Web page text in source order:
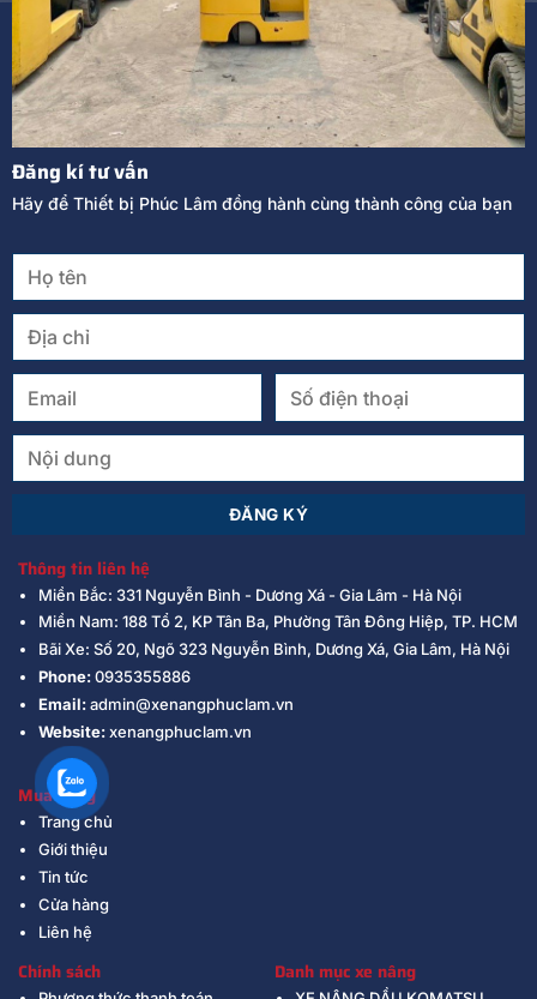
Đăng kí tư vấn
Hãy để Thiết bị Phúc Lâm đồng hành cùng thành công của bạn
Thông tin liên hệ
Miền Bắc: 331 Nguyễn Bình - Dương Xá - Gia Lâm - Hà Nội
Miền Nam: 188 Tổ 2, KP Tân Ba, Phường Tân Đông Hiệp, TP. HCM
Bãi Xe: Số 20, Ngõ 323 Nguyễn Bình, Dương Xá, Gia Lâm, Hà Nội
Phone:0935355886
Email:admin@xenangphuclam.vn
Website:xenangphuclam.vn
Mua hàng
Trang chủ
Giới thiệu
Tin tức
Cửa hàng
Liên hệ
Chính sách Danh mục xe nâng